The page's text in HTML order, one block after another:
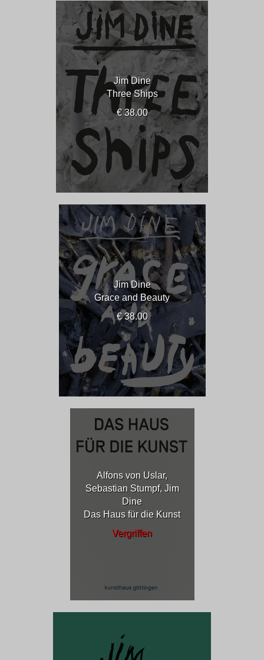
Jim Dine
Three Ships
€ 38.00
Jim Dine
Grace and Beauty
€ 38.00
Alfons von Uslar,
Sebastian Stumpf, Jim
Dine
Das Haus für die Kunst
Vergriffen